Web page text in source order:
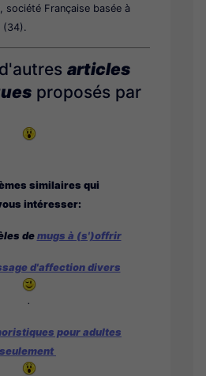
société Française basée à
(34).
articles
proposés par
similaires qui
intéresser:
de mugs à (s')offrir
d'affection divers
.
pour adultes
seulement